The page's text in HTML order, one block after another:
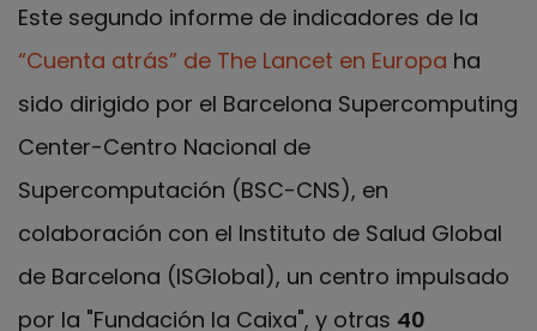
Este segundo informe de indicadores de la
“Cuenta atrás” de The Lancet en Europa ha
sido dirigido por el Barcelona Supercomputing
Center-Centro Nacional de
Supercomputación (BSC-CNS), en
colaboración con el Instituto de Salud Global
de Barcelona (ISGlobal), un centro impulsado
por la "Fundación la Caixa", y otras 40